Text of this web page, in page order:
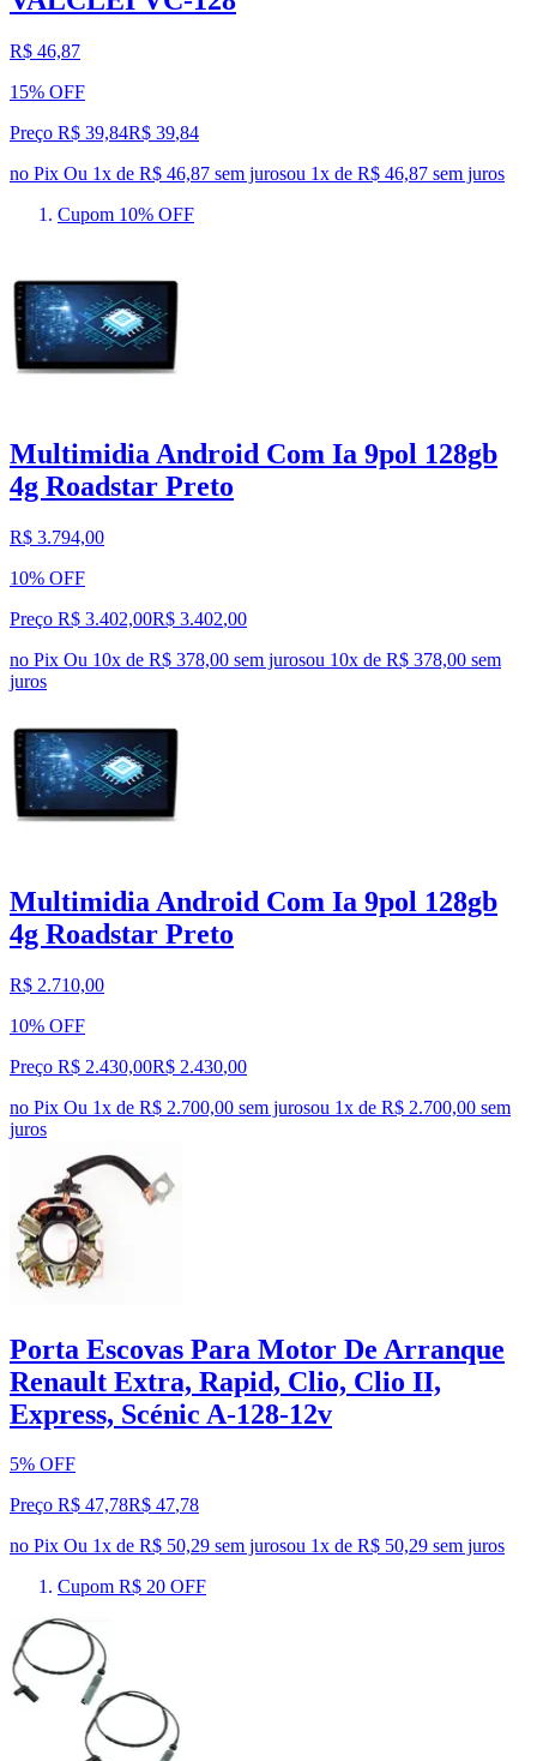
R$ 46,87
15% OFF
Preço R$ 39,84R$ 39,84
no Pix Ou 1x de R$ 46,87 sem jurosou 1x de R$ 46,87 sem juros
Cupom 10% OFF
Multimidia Android Com Ia 9pol 128gb
4g Roadstar Preto
R$ 3.794,00
10% OFF
Preço R$ 3.402,00R$ 3.402,00
no Pix Ou 10x de R$ 378,00 sem jurosou 10x de R$ 378,00 sem
juros
Multimidia Android Com Ia 9pol 128gb
4g Roadstar Preto
R$ 2.710,00
10% OFF
Preço R$ 2.430,00R$ 2.430,00
no Pix Ou 1x de R$ 2.700,00 sem jurosou 1x de R$ 2.700,00 sem
juros
Porta Escovas Para Motor De Arranque
Renault Extra, Rapid, Clio, Clio II,
Express, Scénic A-128-12v
5% OFF
Preço R$ 47,78R$ 47,78
no Pix Ou 1x de R$ 50,29 sem jurosou 1x de R$ 50,29 sem juros
Cupom R$ 20 OFF